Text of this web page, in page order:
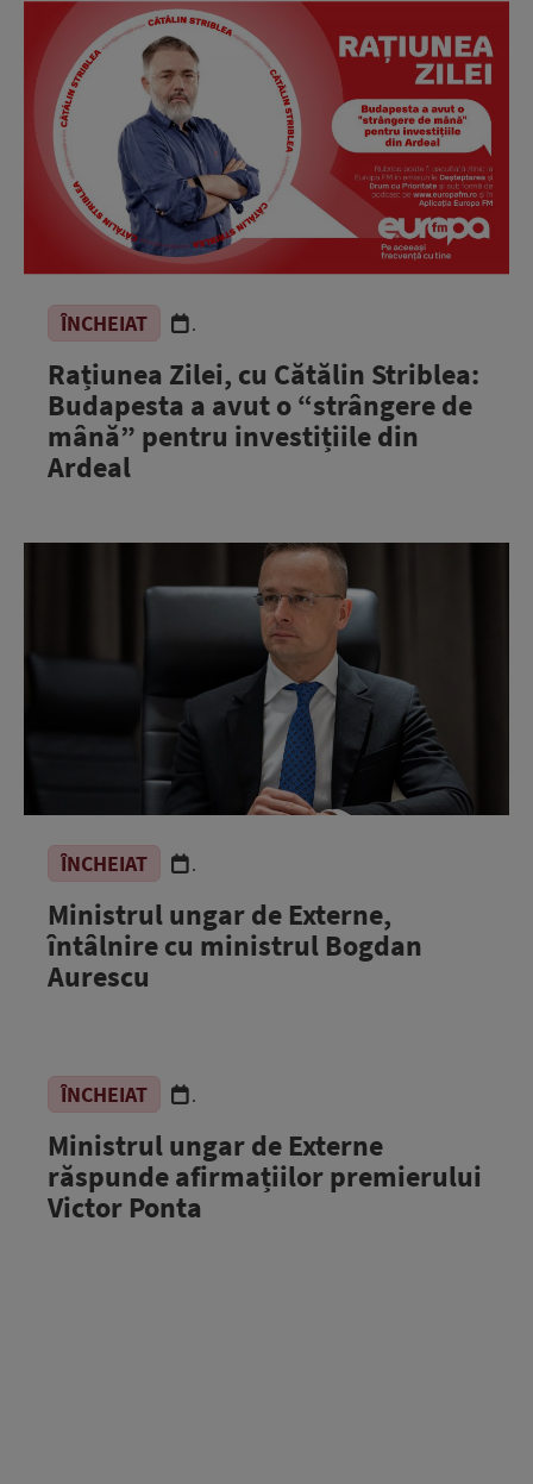
ÎNCHEIAT .
Rațiunea Zilei, cu Cătălin Striblea:
Budapesta a avut o “strângere de
mână” pentru investițiile din
Ardeal
ÎNCHEIAT .
Ministrul ungar de Externe,
întâlnire cu ministrul Bogdan
Aurescu
ÎNCHEIAT .
Ministrul ungar de Externe
răspunde afirmațiilor premierului
Victor Ponta